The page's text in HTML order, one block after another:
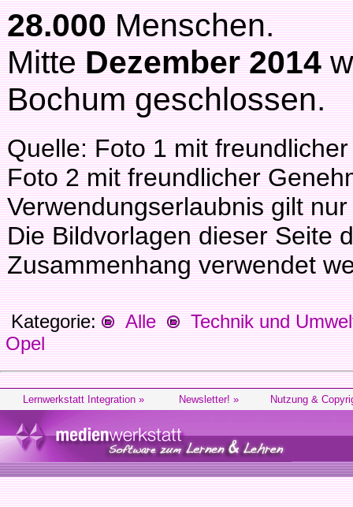
28.000Menschen.
MitteDezember 2014
Bochum geschlossen.
Quelle: Foto 1 mit
Foto 2 mit freundlicher
Verwendungserlaubnis gilt
Die Bildvorlagen dieser Seite
Zusammenhang verwendet
Kategorie: Alle
Technik und
Opel
Lernwerkstatt Integration » Newsletter! » Nutzung &